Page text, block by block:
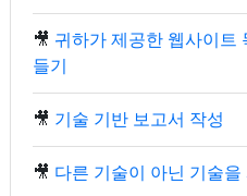
🎥 귀하가 제공한 웹사이트
들기
🎥 기술 기반 보고서 작성
🎥 다른 기술이 아닌 기술